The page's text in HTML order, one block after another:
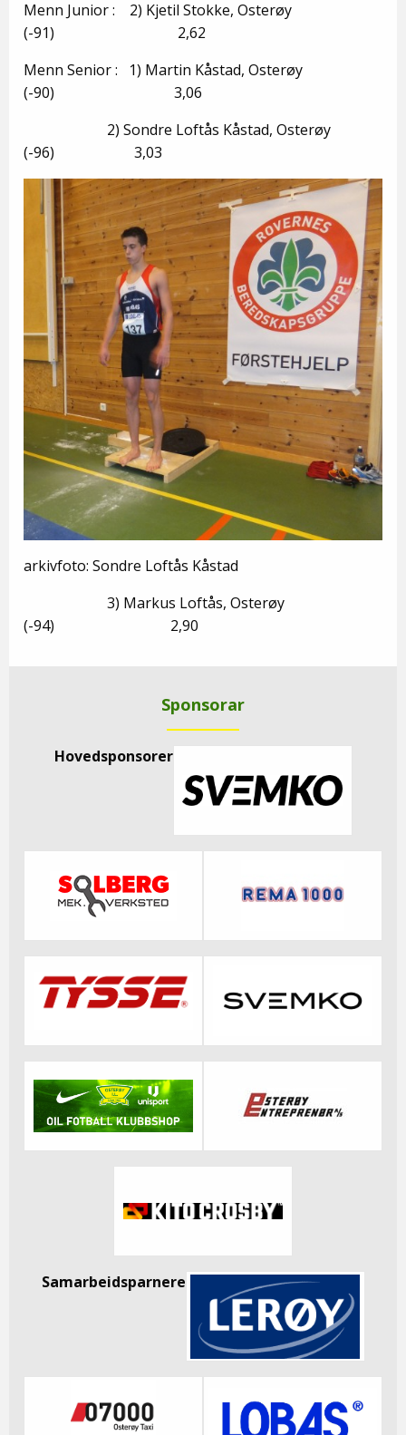
Menn Junior : 2) Kjetil Stokke, Osterøy
(-91) 2,62
Menn Senior : 1) Martin Kåstad, Osterøy
(-90) 3,06
2) Sondre Loftås Kåstad, Osterøy
(-96) 3,03
arkivfoto: Sondre Loftås Kåstad
3) Markus Loftås, Osterøy
(-94) 2,90
Sponsorar
Hovedsponsorer
Samarbeidsparnere